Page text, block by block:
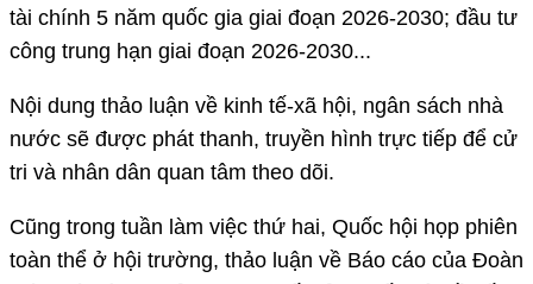
tài chính 5 năm quốc gia giai đoạn 2026-2030; đầu tư
công trung hạn giai đoạn 2026-2030...
Nội dung thảo luận về kinh tế-xã hội, ngân sách nhà
nước sẽ được phát thanh, truyền hình trực tiếp để cử
tri và nhân dân quan tâm theo dõi.
Cũng trong tuần làm việc thứ hai, Quốc hội họp phiên
toàn thể ở hội trường, thảo luận về Báo cáo của Đoàn